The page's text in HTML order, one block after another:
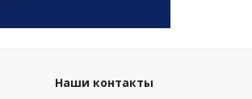
Наши контакты